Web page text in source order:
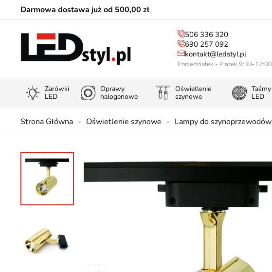
Darmowa dostawa już od 500,00 zł
506 336 320
690 257 092
kontakt@ledstyl.pl
Poniedziałek - Piątek 9:30-17:00
Żarówki
LED
Oprawy
halogenowe
Oświetlenie
szynowe
Taśmy
LED
Strona Główna Oświetlenie szynowe Lampy do szynoprzewodów